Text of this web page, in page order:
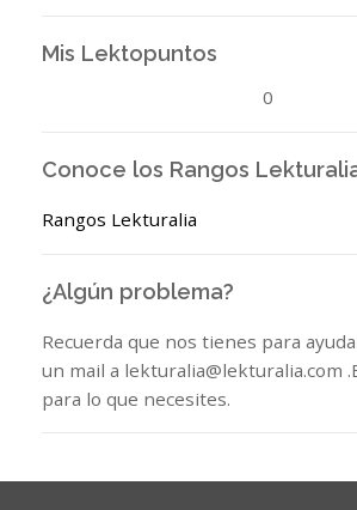
Mis Lektopuntos
0
Conoce los Rangos
Rangos Lekturalia
¿Algún problema?
Recuerda que nos tienes para
un mail a lekturalia@lekturalia.com
para lo que necesites.